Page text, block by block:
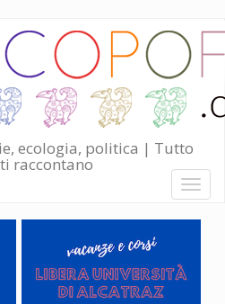
ecologia, politica | Tutto
raccontano
Toggle